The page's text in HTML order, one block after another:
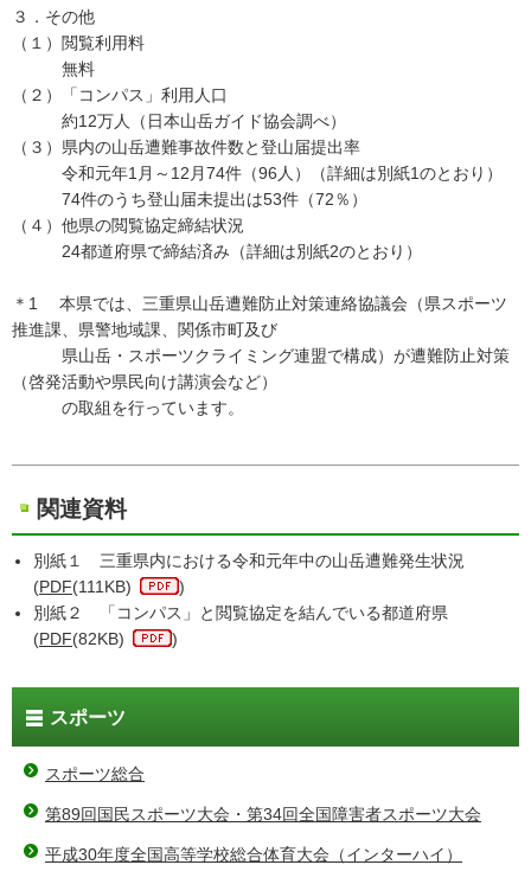
３．その他
（１）閲覧利用料
無料
（２）「コンパス」利用人口
約12万人（日本山岳ガイド協会調べ）
（３）県内の山岳遭難事故件数と登山届提出率
令和元年1月～12月74件（96人）（詳細は別紙1のとおり）
74件のうち登山届未提出は53件（72％）
（４）他県の閲覧協定締結状況
24都道府県で締結済み（詳細は別紙2のとおり）
＊1 本県では、三重県山岳遭難防止対策連絡協議会（県スポーツ
推進課、県警地域課、関係市町及び
県山岳・スポーツクライミング連盟で構成）が遭難防止対策
（啓発活動や県民向け講演会など）
の取組を行っています。
関連資料
別紙１ 三重県内における令和元年中の山岳遭難発生状況
(PDF(111KB)
)
別紙２ 「コンパス」と閲覧協定を結んでいる都道府県
(PDF(82KB) )
スポーツ
スポーツ総合
第89回国民スポーツ大会・第34回全国障害者スポーツ大会
平成30年度全国高等学校総合体育大会（インターハイ）